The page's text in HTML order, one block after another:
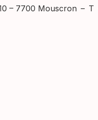
– 7700 Mouscron – T